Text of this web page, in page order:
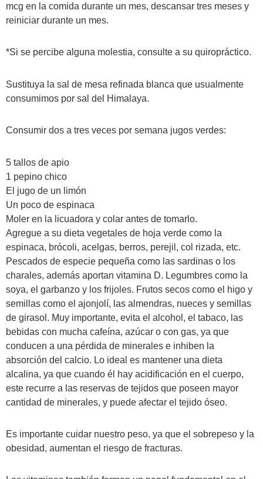
mcg en la comida durante un mes, descansar tres meses y
reiniciar durante un mes.
*Si se percibe alguna molestia, consulte a su quiropráctico.
Sustituya la sal de mesa refinada blanca que usualmente
consumimos por sal del Himalaya.
Consumir dos a tres veces por semana jugos verdes:
5 tallos de apio
1 pepino chico
El jugo de un limón
Un poco de espinaca
Moler en la licuadora y colar antes de tomarlo.
Agregue a su dieta vegetales de hoja verde como la
espinaca, brócoli, acelgas, berros, perejil, col rizada, etc.
Pescados de especie pequeña como las sardinas o los
charales, además aportan vitamina D. Legumbres como la
soya, el garbanzo y los frijoles. Frutos secos como el higo y
semillas como el ajonjolí, las almendras, nueces y semillas
de girasol. Muy importante, evita el alcohol, el tabaco, las
bebidas con mucha cafeína, azúcar o con gas, ya que
conducen a una pérdida de minerales e inhiben la
absorción del calcio. Lo ideal es mantener una dieta
alcalina, ya que cuando él hay acidificación en el cuerpo,
este recurre a las reservas de tejidos que poseen mayor
cantidad de minerales, y puede afectar el tejido óseo.
Es importante cuidar nuestro peso, ya que el sobrepeso y la
obesidad, aumentan el riesgo de fracturas.